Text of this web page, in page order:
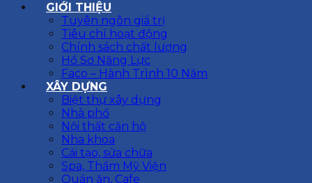
GIỚI THIỆU
Tuyên ngôn giá trị
Tiêu chí hoạt động
Chính sách chất lượng
Hồ Sơ Năng Lực
Faco – Hành Trình 10 Năm
XÂY DỰNG
Biệt thự xây dựng
Nhà phố
Nội thất căn hộ
Nha khoa
Cải tạo, sửa chữa
Spa, Thẩm Mỹ Viện
Quán ăn, Cafe